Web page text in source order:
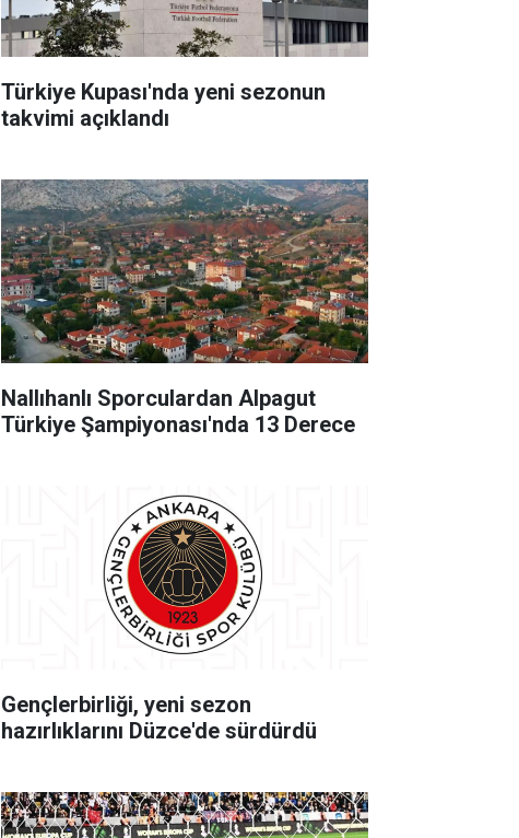
Türkiye Kupası'nda yeni sezonun
takvimi açıklandı
Nallıhanlı Sporculardan Alpagut
Türkiye Şampiyonası'nda 13 Derece
Gençlerbirliği, yeni sezon
hazırlıklarını Düzce'de sürdürdü